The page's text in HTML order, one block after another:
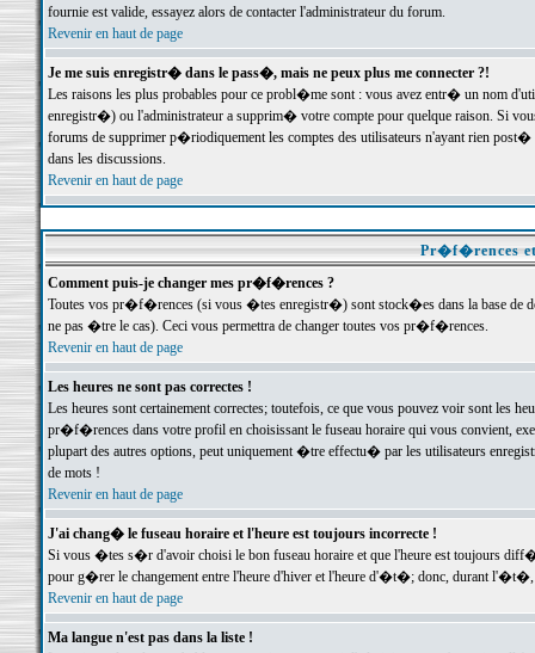
fournie est valide, essayez alors de contacter l'administrateur du forum.
Revenir en haut de page
Je me suis enregistr� dans le pass�, mais ne peux plus me connecter ?!
Les raisons les plus probables pour ce probl�me sont : vous avez entr� un nom
enregistr�) ou l'administrateur a supprim� votre compte pour quelque raison. Si
forums de supprimer p�riodiquement les comptes des utilisateurs n'ayant rien
dans les discussions.
Revenir en haut de page
Pr�f�rences
Comment puis-je changer mes pr�f�rences ?
Toutes vos pr�f�rences (si vous �tes enregistr�) sont stock�es dans la base de
ne pas �tre le cas). Ceci vous permettra de changer toutes vos pr�f�rences.
Revenir en haut de page
Les heures ne sont pas correctes !
Les heures sont certainement correctes; toutefois, ce que vous pouvez voir sont
pr�f�rences dans votre profil en choisissant le fuseau horaire qui vous convient,
plupart des autres options, peut uniquement �tre effectu� par les utilisateurs
de mots !
Revenir en haut de page
J'ai chang� le fuseau horaire et l'heure est toujours incorrecte !
Si vous �tes s�r d'avoir choisi le bon fuseau horaire et que l'heure est toujours
pour g�rer le changement entre l'heure d'hiver et l'heure d'�t�; donc, durant
Revenir en haut de page
Ma langue n'est pas dans la liste !